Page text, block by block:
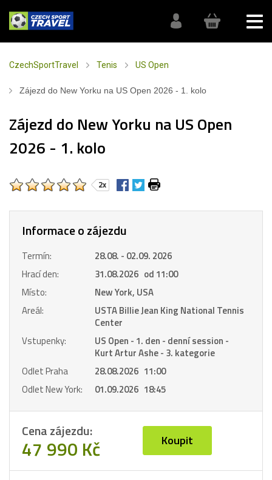
CzechSportTravel Tenis US Open
Zájezd do New Yorku na US Open 2026 - 1. kolo
Zájezd do New Yorku na US Open
2026 - 1. kolo
2x
Informace o zájezdu
Termín:
28.08. - 02.09. 2026
Hrací den:
31.08.2026 od 11:00
Místo:
New York, USA
Areál:
USTA Billie Jean King National Tennis
Center
Vstupenky:
US Open - 1. den - denní session -
Kurt Artur Ashe - 3. kategorie
Odlet Praha
28.08.2026 11:00
Odlet New York:
01.09.2026 18:45
Cena zájezdu:
47 990 Kč Koupit